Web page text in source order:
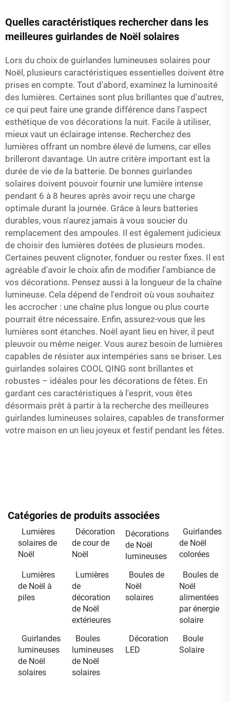
Quelles caractéristiques rechercher dans les
meilleures guirlandes de Noël solaires
Lors du choix de guirlandes lumineuses solaires pour
Noël, plusieurs caractéristiques essentielles doivent être
prises en compte. Tout d'abord, examinez la luminosité
des lumières. Certaines sont plus brillantes que d'autres,
ce qui peut faire une grande différence dans l'aspect
esthétique de vos décorations la nuit. Facile à utiliser,
mieux vaut un éclairage intense. Recherchez des
lumières offrant un nombre élevé de lumens, car elles
brilleront davantage. Un autre critère important est la
durée de vie de la batterie. De bonnes guirlandes
solaires doivent pouvoir fournir une lumière intense
pendant 6 à 8 heures après avoir reçu une charge
optimale durant la journée. Grâce à leurs batteries
durables, vous n'aurez jamais à vous soucier du
remplacement des ampoules. Il est également judicieux
de choisir des lumières dotées de plusieurs modes.
Certaines peuvent clignoter, fonduer ou rester fixes. Il est
agréable d'avoir le choix afin de modifier l'ambiance de
vos décorations. Pensez aussi à la longueur de la chaîne
lumineuse. Cela dépend de l'endroit où vous souhaitez
les accrocher : une chaîne plus longue ou plus courte
pourrait être nécessaire. Enfin, assurez-vous que les
lumières sont étanches. Noël ayant lieu en hiver, il peut
pleuvoir ou même neiger. Vous aurez besoin de lumières
capables de résister aux intempéries sans se briser. Les
guirlandes solaires COOL QING sont brillantes et
robustes – idéales pour les décorations de fêtes. En
gardant ces caractéristiques à l'esprit, vous êtes
désormais prêt à partir à la recherche des meilleures
guirlandes lumineuses solaires, capables de transformer
votre maison en un lieu joyeux et festif pendant les fêtes.
Catégories de produits associées
Lumières
solaires de
Noël
Décoration
de cour de
Noël
Décorations
de Noël
lumineuses
Guirlandes
de Noël
colorées
Lumières
de Noël à
piles
Lumières
de
décoration
de Noël
extérieures
Boules de
Noël
solaires
Boules de
Noël
alimentées
par énergie
solaire
Guirlandes
lumineuses
de Noël
solaires
Boules
lumineuses
de Noël
solaires
Décoration
LED
Boule
Solaire